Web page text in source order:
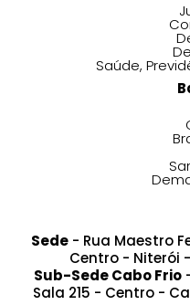
Saúde,
Sede- Rua Maestro
Centro - Niterói -
Sub-Sede Cabo Frio
Sala 215 - Centro -